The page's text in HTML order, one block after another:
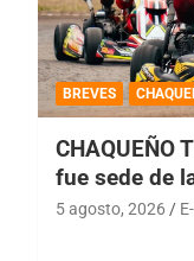
BREVES
CHAQUEÑO
fue sede de
5 agosto, 2026